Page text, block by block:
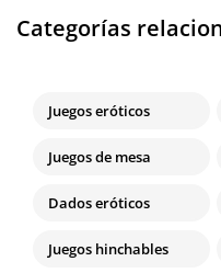
Categorías
Juegos eróticos
Juegos de mesa
Dados eróticos
Juegos hinchables